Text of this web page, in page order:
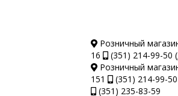
Розничный
16
(351) 214-99-50
Розничный
151
(351) 214-99-
(351) 235-83-59